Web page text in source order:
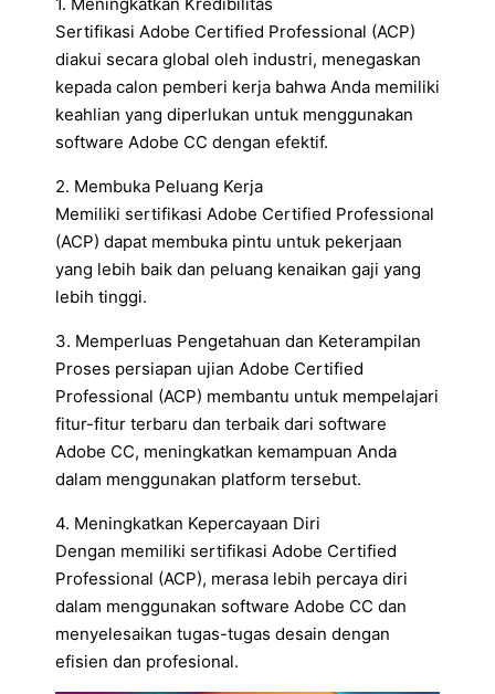
Sertifikasi Adobe Certified Professional (ACP)
diakui secara global oleh industri, menegaskan
kepada calon pemberi kerja bahwa Anda memiliki
keahlian yang diperlukan untuk menggunakan
software Adobe CC dengan efektif.
2. Membuka Peluang Kerja
Memiliki sertifikasi Adobe Certified Professional
(ACP) dapat membuka pintu untuk pekerjaan
yang lebih baik dan peluang kenaikan gaji yang
lebih tinggi.
3. Memperluas Pengetahuan dan Keterampilan
Proses persiapan ujian Adobe Certified
Professional (ACP) membantu untuk mempelajari
fitur-fitur terbaru dan terbaik dari software
Adobe CC, meningkatkan kemampuan Anda
dalam menggunakan platform tersebut.
4. Meningkatkan Kepercayaan Diri
Dengan memiliki sertifikasi Adobe Certified
Professional (ACP), merasa lebih percaya diri
dalam menggunakan software Adobe CC dan
menyelesaikan tugas-tugas desain dengan
efisien dan profesional.